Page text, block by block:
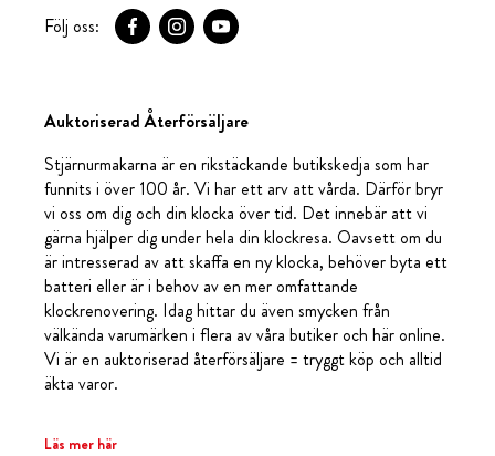
Följ oss:
Auktoriserad Återförsäljare
Stjärnurmakarna är en rikstäckande butikskedja som har
funnits i över 100 år. Vi har ett arv att vårda. Därför bryr
vi oss om dig och din klocka över tid. Det innebär att vi
gärna hjälper dig under hela din klockresa. Oavsett om du
är intresserad av att skaffa en ny klocka, behöver byta ett
batteri eller är i behov av en mer omfattande
klockrenovering. Idag hittar du även smycken från
välkända varumärken i flera av våra butiker och här online.
Vi är en auktoriserad återförsäljare = tryggt köp och alltid
äkta varor.
Läs mer här